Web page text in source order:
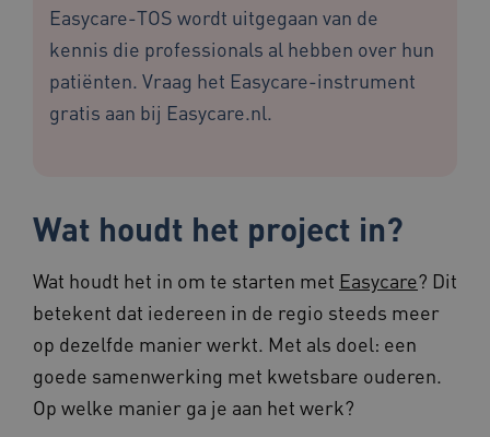
Easycare-TOS wordt uitgegaan van de
kennis die professionals al hebben over hun
patiënten. Vraag het Easycare-instrument
gratis aan bij Easycare.nl.
Wat houdt het project in?
Wat houdt het in om te starten met Easycare? Dit
betekent dat iedereen in de regio steeds meer
op dezelfde manier werkt. Met als doel: een
goede samenwerking met kwetsbare ouderen.
Op welke manier ga je aan het werk?